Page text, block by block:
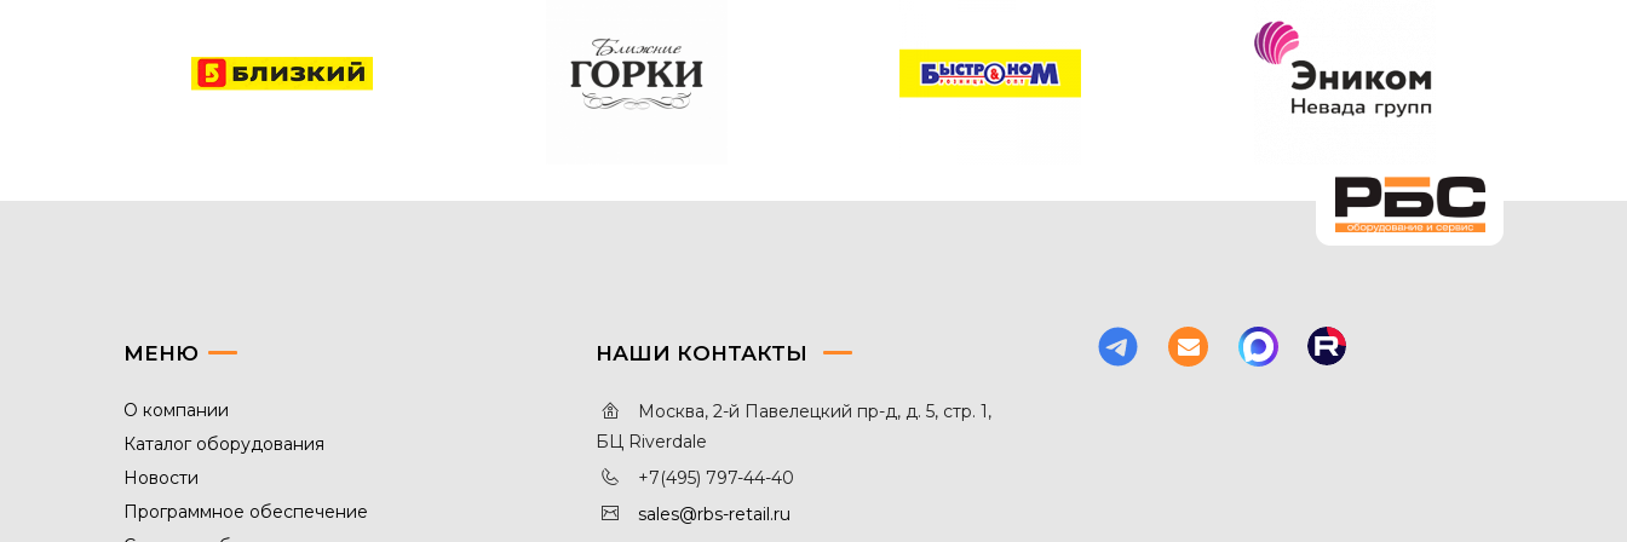
МЕНЮ
О компании
Каталог оборудования
Новости
Программное обеспечение
НАШИ КОНТАКТЫ
Москва, 2-й Павелецкий пр-д, д. 5, стр. 1,
БЦ Riverdale
+7(495) 797-44-40
sales@rbs-retail.ru